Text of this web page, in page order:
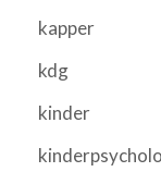
kapper
kdg
kinder